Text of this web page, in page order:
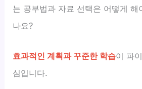
는 공부법과 자료 선택은 어떻게 해
나요?
효과적인 계획과 꾸준한 학습이 파
심입니다.